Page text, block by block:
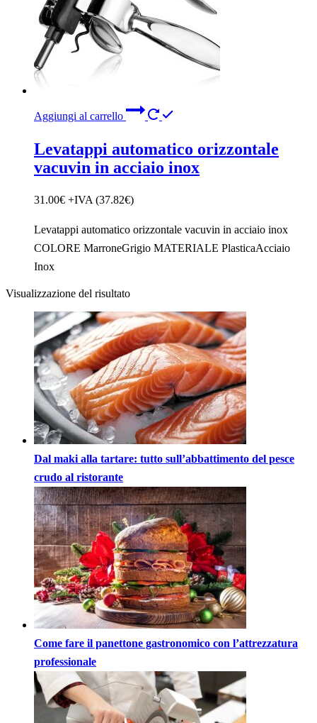
Aggiungi al carrello
Levatappi automatico orizzontale
vacuvin in acciaio inox
31.00€ +IVA (37.82€)
​Levatappi automatico orizzontale vacuvin in acciaio inox
COLORE MarroneGrigio MATERIALE PlasticaAcciaio
Inox
Visualizzazione del risultato
Dal maki alla tartare: tutto sull’abbattimento del pesce
crudo al ristorante
Come fare il panettone gastronomico con l’attrezzatura
professionale